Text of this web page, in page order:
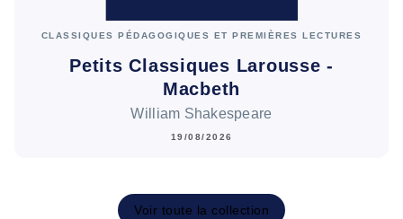
CLASSIQUES PÉDAGOGIQUES ET PREMIÈRES LECTURES
Petits Classiques Larousse -
Macbeth
William Shakespeare
19/08/2026
Voir toute la collection